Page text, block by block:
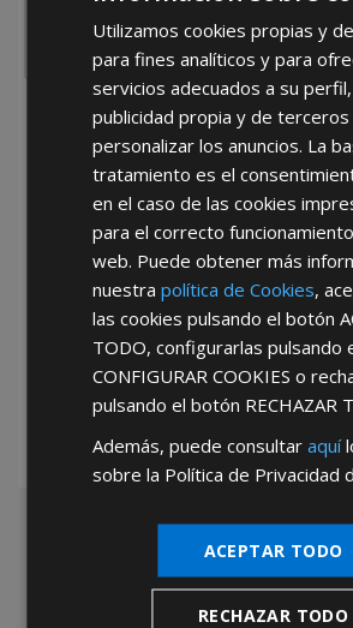
He leído y acepto la Política
*Abstenerse particulares, sólo venta a tiendas
Utilizamos cookies propias y
para fines analíticos y para
servicios adecuados a su
publicidad propia y de terceros
personalizar los anuncios. La
tratamiento es el
en el caso de las cookies
para el correcto
web. Puede obtener más
nuestrapolítica de Cookies,
las cookies pulsando el botón
TODO, configurarlas pulsando
CONFIGURAR COOKIES o
pulsando el botón RECHAZAR
Además, puede consultaraquí
sobre la Política de Privacidad
ACEPTAR TODO
RECHAZAR TODO